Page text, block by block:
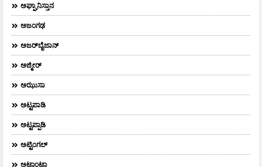
ಅಘ್ಘಾನಿಸ್ತಾನ
ಅಜಂಗಢ
ಅಜರ್‌ಬೈಜಾನ್
ಅಜ್ಮೀರ್
ಅಝುಸಾ
ಅಟ್ಟಪಾಡಿ
ಅಟ್ಟಪ್ಪಾಡಿ
ಅಟ್ಟಿಂಗಲ್
ಅಟ್ಲಾಂಟಾ